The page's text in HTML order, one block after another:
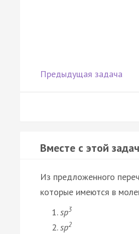
Предыдущая задача
Вместе с этой
Из предложенного
которые имеются в
sp3
sp2